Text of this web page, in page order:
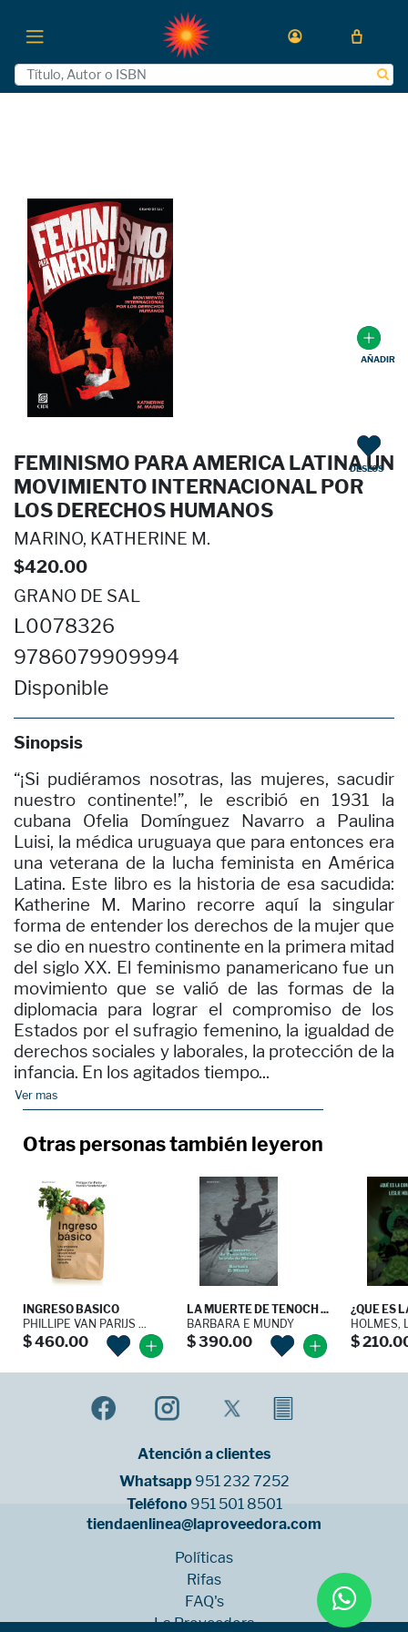
FEMINISMO PARA AMERICA LATINA UN
MOVIMIENTO INTERNACIONAL POR
LOS DERECHOS HUMANOS
MARINO, KATHERINE M.
$420.00
GRANO DE SAL
L0078326
9786079909994
Disponible
Sinopsis
AÑADIR
DESEOS
“¡Si pudiéramos nosotras, las mujeres, sacudir
nuestro continente!”, le escribió en 1931 la
cubana Ofelia Domínguez Navarro a Paulina
Luisi, la médica uruguaya que para entonces era
una veterana de la lucha feminista en América
Latina. Este libro es la historia de esa sacudida:
Katherine M. Marino recorre aquí la singular
forma de entender los derechos de la mujer que
se dio en nuestro continente en la primera mitad
del siglo XX. El feminismo panamericano fue un
movimiento que se valió de las formas de la
diplomacia para lograr el compromiso de los
Estados por el sufragio femenino, la igualdad de
derechos sociales y laborales, la protección de la
infancia. En los agitados tiempo...
Ver mas
Otras personas también leyeron
INGRESO BASICO
PHILLIPE VAN PARIJS ...
$ 460.00
LA MUERTE DE TENOCH ...
BARBARA E MUNDY
$ 390.00
¿QUE ES
HOLMES,
$
Atención a clientes
Whatsapp 951 232 7252
Teléfono 951 501 8501
tiendaenlinea@laproveedora.com
Políticas
Rifas
FAQ's
La Proveedora